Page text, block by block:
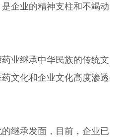
企业的精神支柱和不竭动
业继承中华民族的传统文
文化和企业文化高度渗透
继承发面，目前，企业已